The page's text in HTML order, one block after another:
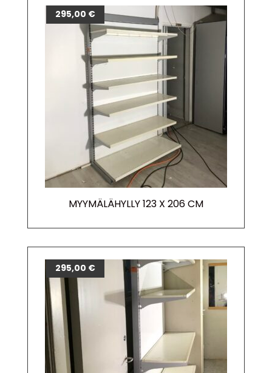
MYYMÄLÄHYLLY 123 X 206 CM
295,00 €
295,00 €